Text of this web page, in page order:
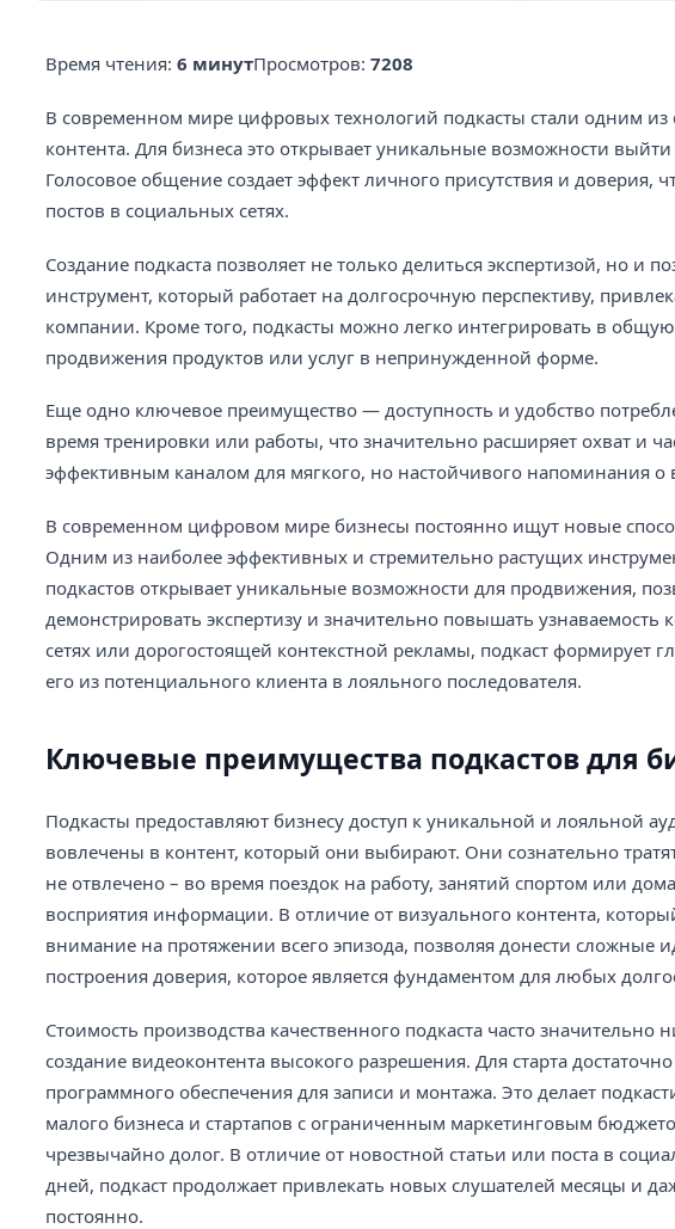
Время чтения: 6 минутПросмотров: 7208
В современном мире цифровых технологий подкасты стали одним
контента. Для бизнеса это открывает уникальные возможности
Голосовое общение создает эффект личного присутствия и доверия,
постов в социальных сетях.
Создание подкаста позволяет не только делиться экспертизой, но и
инструмент, который работает на долгосрочную перспективу,
компании. Кроме того, подкасты можно легко интегрировать в
продвижения продуктов или услуг в непринужденной форме.
Еще одно ключевое преимущество — доступность и удобство
время тренировки или работы, что значительно расширяет охват и
эффективным каналом для мягкого, но настойчивого напоминания о
В современном цифровом мире бизнесы постоянно ищут новые
Одним из наиболее эффективных и стремительно растущих
подкастов открывает уникальные возможности для продвижения,
демонстрировать экспертизу и значительно повышать
сетях или дорогостоящей контекстной рекламы, подкаст формирует
его из потенциального клиента в лояльного последователя.
Ключевые преимущества подкастов для
Подкасты предоставляют бизнесу доступ к уникальной и лояльной
вовлечены в контент, который они выбирают. Они сознательно
не отвлечено – во время поездок на работу, занятий спортом или
восприятия информации. В отличие от визуального контента,
внимание на протяжении всего эпизода, позволяя донести сложные
построения доверия, которое является фундаментом для любых
Стоимость производства качественного подкаста часто
создание видеоконтента высокого разрешения. Для старта
программного обеспечения для записи и монтажа. Это делает
малого бизнеса и стартапов с ограниченным маркетинговым
чрезвычайно долог. В отличие от новостной статьи или поста в
дней, подкаст продолжает привлекать новых слушателей месяцы и
постоянно.